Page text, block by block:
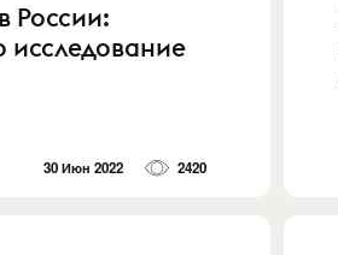
России:
исследование
30 Июн 2022 2420